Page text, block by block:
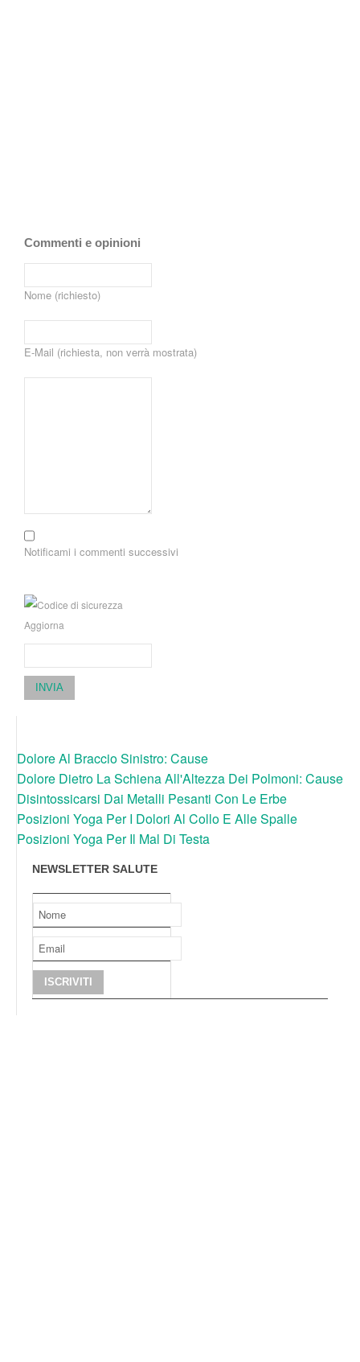
Commenti e opinioni
Nome (richiesto)
E-Mail (richiesta, non verrà mostrata)
Notificami i commenti successivi
Aggiorna
INVIA
Dolore Al Braccio Sinistro: Cause
Dolore Dietro La Schiena All'Altezza Dei Polmoni: Cause
Disintossicarsi Dai Metalli Pesanti Con Le Erbe
Posizioni Yoga Per I Dolori Al Collo E Alle Spalle
Posizioni Yoga Per Il Mal Di Testa
NEWSLETTER SALUTE